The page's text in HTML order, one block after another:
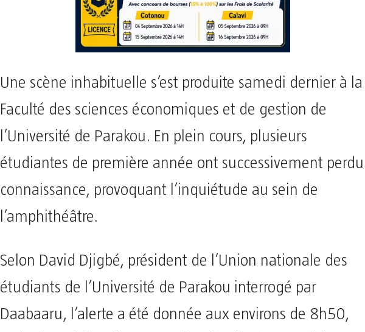
Une scène inhabituelle s’est produite samedi dernier à la
Faculté des sciences économiques et de gestion de
l’Université de Parakou. En plein cours, plusieurs
étudiantes de première année ont successivement perdu
connaissance, provoquant l’inquiétude au sein de
l’amphithéâtre.
Selon David Djigbé, président de l’Union nationale des
étudiants de l’Université de Parakou interrogé par
Daabaaru, l’alerte a été donnée aux environs de 8h50,